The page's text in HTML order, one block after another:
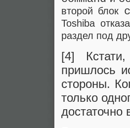
второй блок
Toshiba
раздел под
[4]
пришлось
стороны.
только
достаточно